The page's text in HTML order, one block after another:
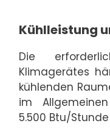
Kühlleistung
Die
Klimagerätes
kühlenden
im
5.500 Btu/